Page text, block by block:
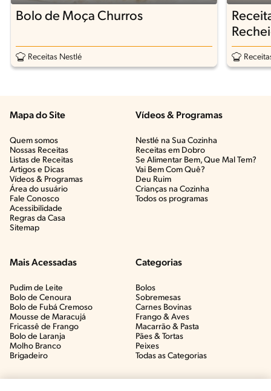
Bolo de Moça Churros
Receitas Nestlé
Mapa do Site
Quem somos
Nossas Receitas
Listas de Receitas​
Artigos e Dicas​
Vídeos & Programas​
Área do usuário
Fale Conosco
Acessibilidade
Regras da Casa
Sitemap
Vídeos & Programas​
Nestlé na Sua Cozinha
Receitas em Dobro
Se Alimentar Bem, Que Mal Tem?​
Vai Bem Com Quê?​
Deu Ruim​
Crianças na Cozinha​
Todos os programas
Mais Acessadas
Pudim de Leite
Bolo de Cenoura
Bolo de Fubá Cremoso
Mousse de Maracujá
Fricassê de Frango
Bolo de Laranja
Molho Branco
Brigadeiro
Categorias
Bolos
Sobremesas
Carnes Bovinas​
Frango & Aves​
Macarrão & Pasta​
Pães & Tortas​
Peixes
Todas as Categorias